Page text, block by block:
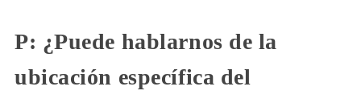
P: ¿Puede hablarnos de la
ubicación específica del